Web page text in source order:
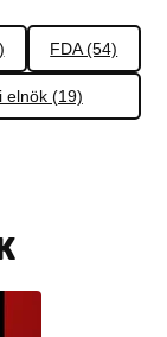
FDA (54)
elnök (19)